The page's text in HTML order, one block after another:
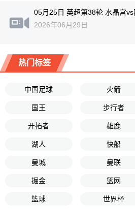
05月25日 英超第38轮 水晶宫
2026年06月29日
热门标签
中国足球 火箭
国王 步行者
开拓者 雄鹿
湖人 快船
曼城 曼联
掘金 篮网
篮球 世界杯